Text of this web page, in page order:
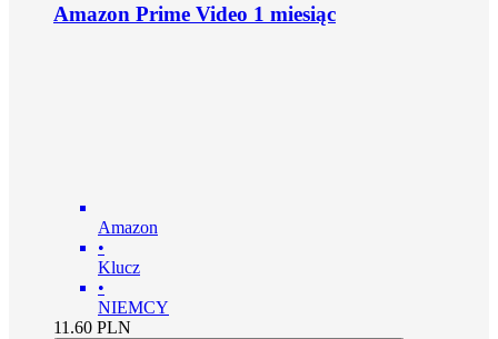
Amazon Prime Video 1 miesiąc
Amazon
•
Klucz
•
NIEMCY
11.60 PLN